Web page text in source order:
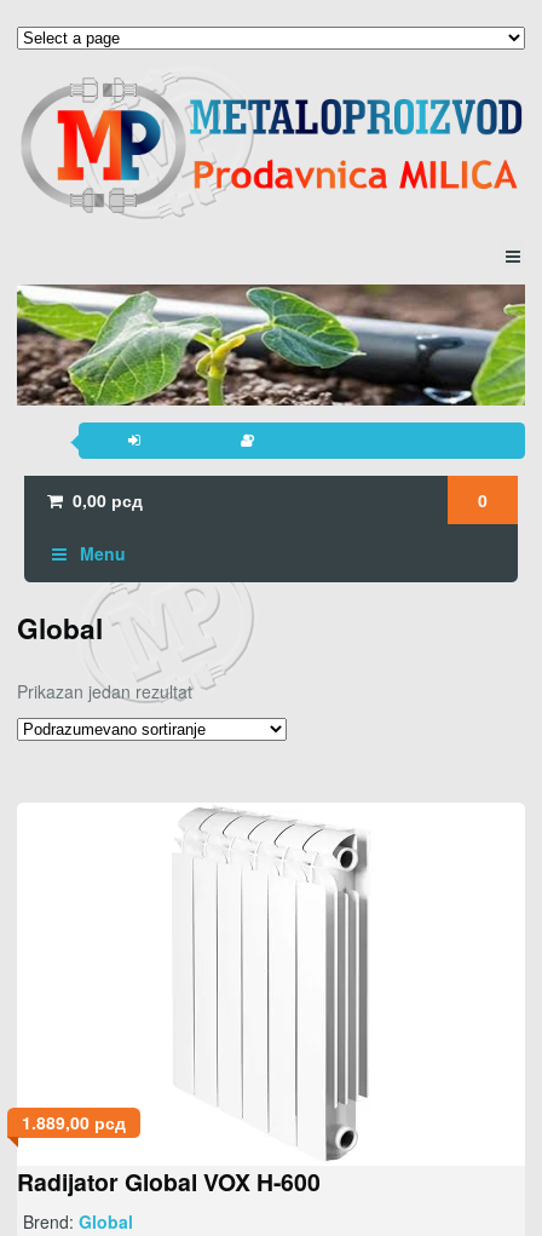
0,00 рсд 0
Menu
Global
Prikazan jedan rezultat
1.889,00 рсд
Radijator Global VOX H-600
Brend: Global